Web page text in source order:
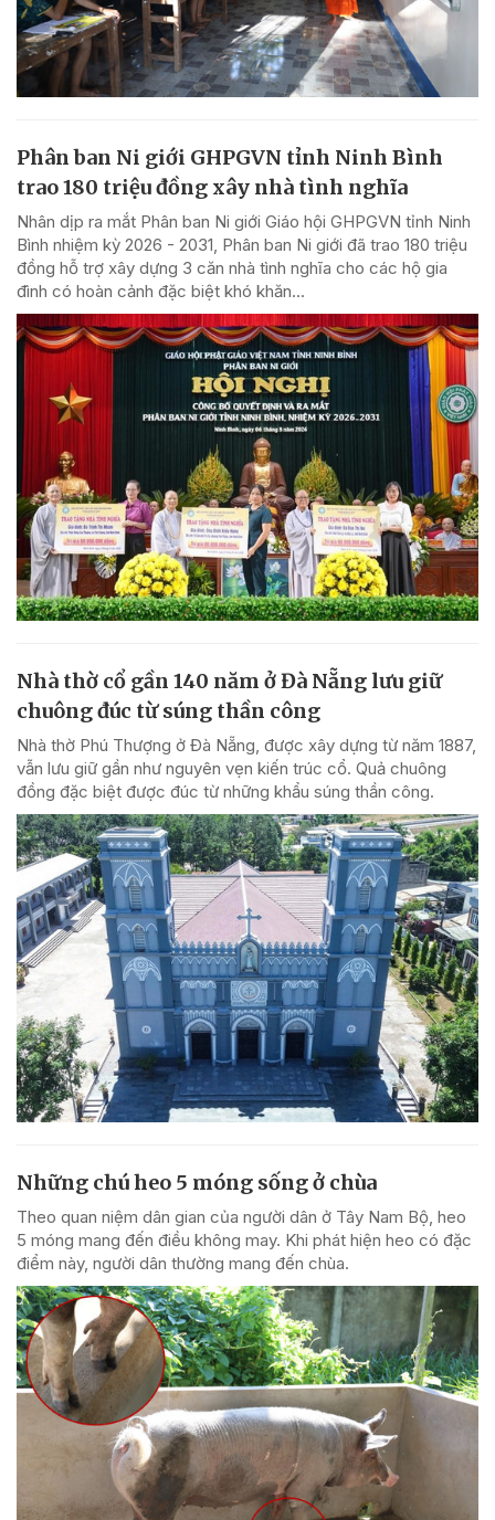
Phân ban Ni giới GHPGVN tỉnh Ninh Bình
trao 180 triệu đồng xây nhà tình nghĩa
Nhân dịp ra mắt Phân ban Ni giới Giáo hội GHPGVN tỉnh Ninh
Bình nhiệm kỳ 2026 - 2031, Phân ban Ni giới đã trao 180 triệu
đồng hỗ trợ xây dựng 3 căn nhà tình nghĩa cho các hộ gia
đình có hoàn cảnh đặc biệt khó khăn...
Nhà thờ cổ gần 140 năm ở Đà Nẵng lưu giữ
chuông đúc từ súng thần công
Nhà thờ Phú Thượng ở Đà Nẵng, được xây dựng từ năm 1887,
vẫn lưu giữ gần như nguyên vẹn kiến trúc cổ. Quả chuông
đồng đặc biệt được đúc từ những khẩu súng thần công.
Những chú heo 5 móng sống ở chùa
Theo quan niệm dân gian của người dân ở Tây Nam Bộ, heo
5 móng mang đến điều không may. Khi phát hiện heo có đặc
điểm này, người dân thường mang đến chùa.